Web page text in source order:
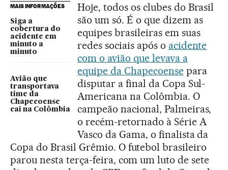
MAIS INFORMAÇÕES
Siga a
cobertura do
acidente em
minuto a
minuto
Avião que
transportava
time da
Chapecoense
cai na Colômbia
Hoje, todos os clubes do Brasil
são um só. É o que dizem as
equipes brasileiras em suas
redes sociais após o acidente
com o avião que levava a
equipe da Chapecoensepara
disputar a final da Copa Sul-
Americana na Colômbia. O
campeão nacional, Palmeiras,
o recém-retornado à Série A
Vasco da Gama, o finalista da
Copa do Brasil Grêmio. O futebol brasileiro
parou nesta terça-feira, com um luto de sete